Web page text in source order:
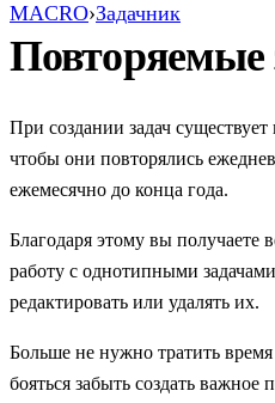
MACRO›Задачник
Повторяемые
При создании задач существует
чтобы они повторялись
ежемесячно до конца года.
Благодаря этому вы получаете
работу с однотипными
редактировать или удалять их.
Больше не нужно тратить
бояться забыть создать важное